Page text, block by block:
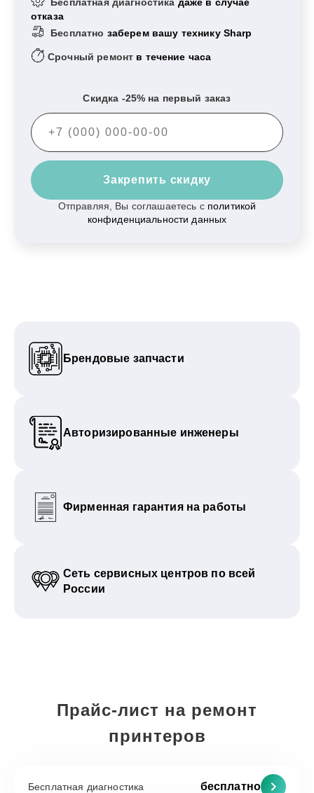
отказа
Бесплатно заберем вашу технику Sharp
Срочный ремонт в течение часа
Скидка -25% на первый заказ
Закрепить скидку
Отправляя, Вы соглашаетесь с политикой
конфиденциальности данных
Брендовые запчасти
Авторизированные инженеры
Фирменная гарантия на работы
Сеть сервисных центров по всей
России
Прайс-лист на ремонт
принтеров
Бесплатная диагностика бесплатно